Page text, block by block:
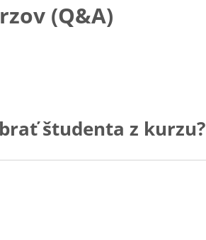
(Q&A)
študenta z kurzu?